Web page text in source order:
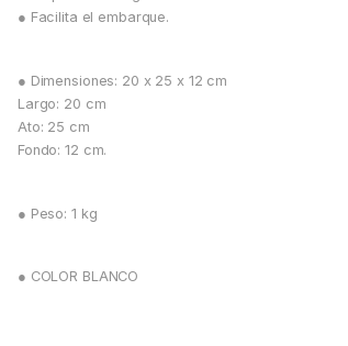
● Facilita el embarque.
● Dimensiones: 20 x 25 x 12 cm
Largo: 20 cm
Ato: 25 cm
Fondo: 12 cm.
● Peso: 1 kg
● COLOR BLANCO